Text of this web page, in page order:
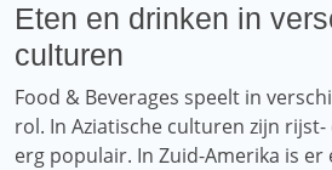
Eten en drinken in
culturen
Food & Beverages speelt in
rol. In Aziatische culturen zijn
erg populair. In Zuid-Amerika is